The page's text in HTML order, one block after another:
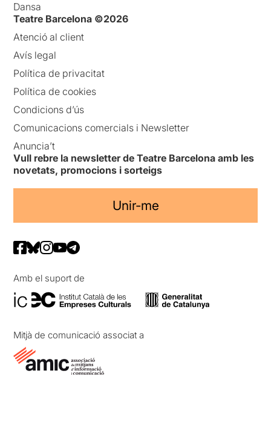
Dansa
Teatre Barcelona ©2026
Atenció al client
Avís legal
Política de privacitat
Política de cookies
Condicions d’ús
Comunicacions comercials i Newsletter
Anuncia’t
Vull rebre la newsletter de Teatre Barcelona amb les
novetats, promocions i sorteigs
Unir-me
Amb el suport de
Mitjà de comunicació associat a